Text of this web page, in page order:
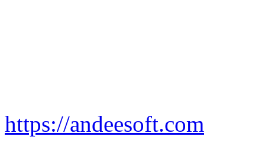
https://andeesoft.com